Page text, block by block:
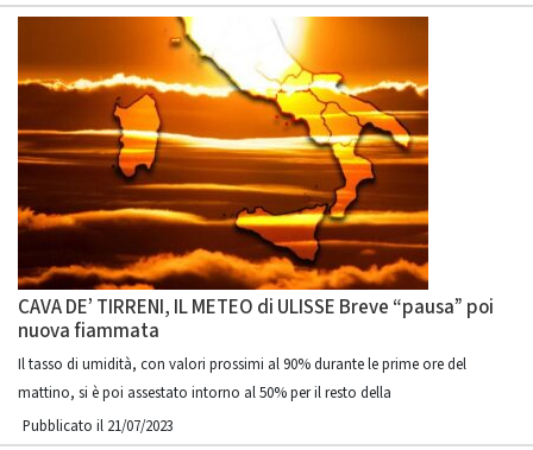
CAVA DE’ TIRRENI, IL METEO di ULISSE Breve “pausa” poi
nuova fiammata
Il tasso di umidità, con valori prossimi al 90% durante le prime ore del
mattino, si è poi assestato intorno al 50% per il resto della
Pubblicato il 21/07/2023